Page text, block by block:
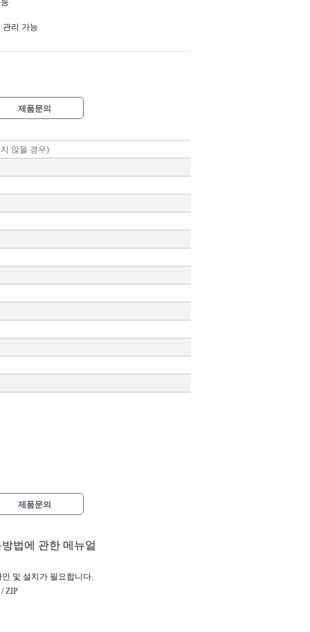
관리 가능
제품문의
않을 경우)
제품문의
법에 관한 메뉴얼
및 설치가 필요합니다.
ZIP